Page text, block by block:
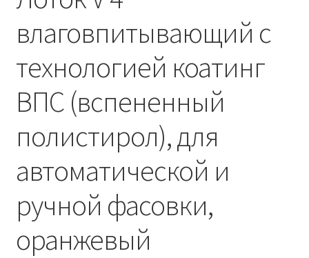
влаговпитывающий с
технологией коатинг
ВПС (вспененный
полистирол), для
автоматической и
ручной фасовки,
оранжевый